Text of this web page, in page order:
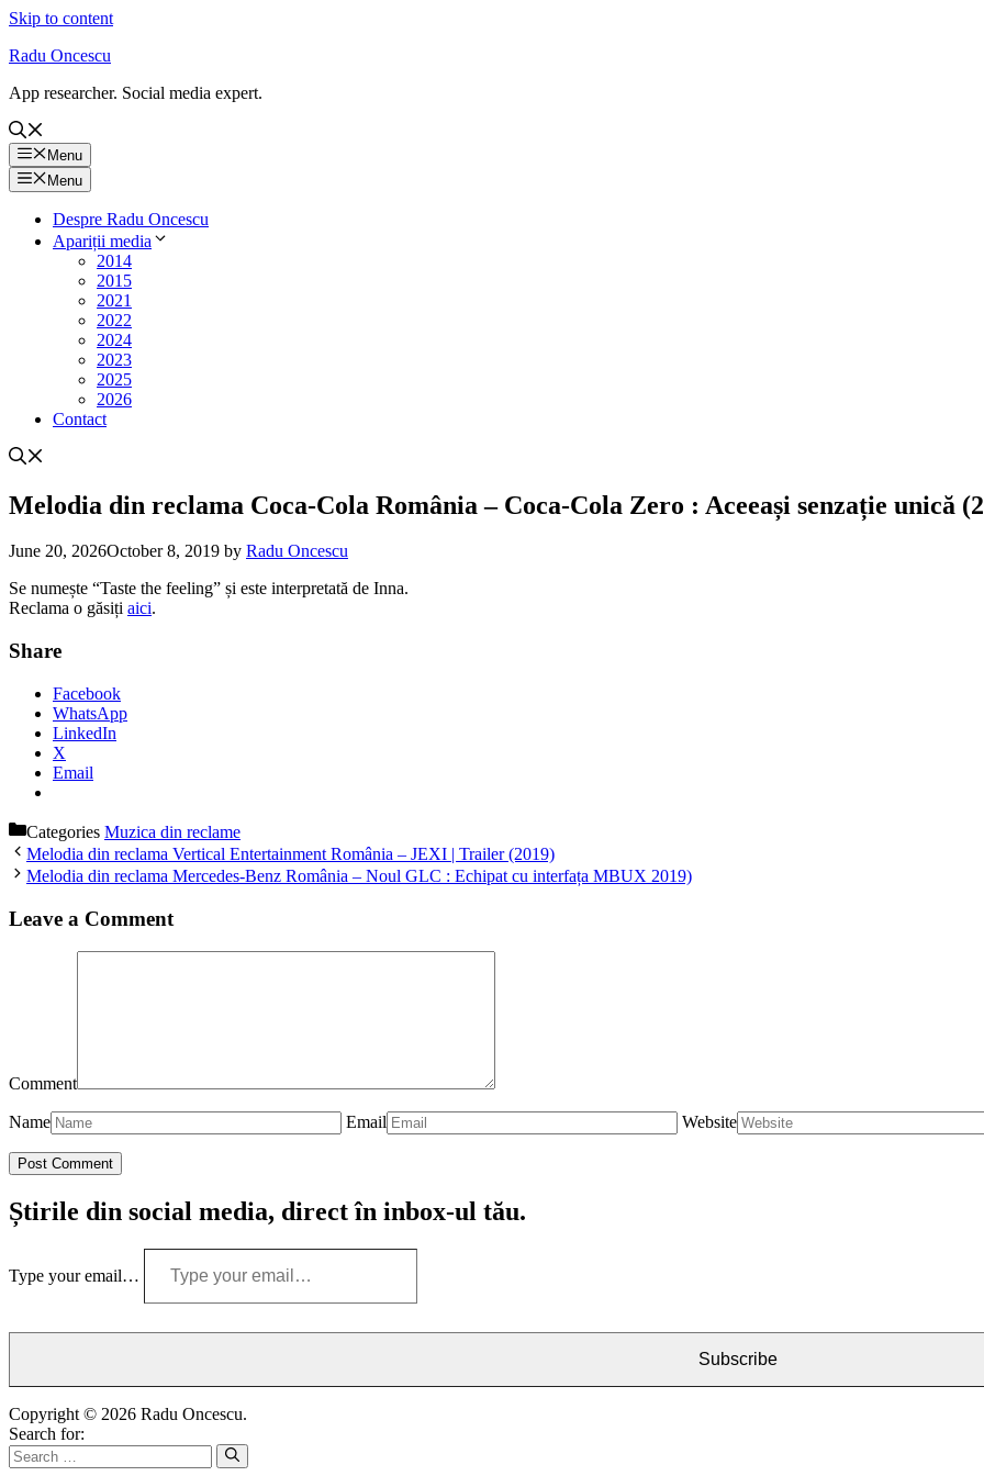
Skip to content
Radu Oncescu
App researcher. Social media expert.
Menu
Menu
Despre Radu Oncescu
Apariții media
2014
2015
2021
2022
2024
2023
2025
2026
Contact
Melodia din reclama Coca-Cola România – Coca-Cola Zero : Aceeași senzație unică
June 20, 2026October 8, 2019 by Radu Oncescu
Se numește “Taste the feeling” și este interpretată de Inna.
Reclama o găsiți aici.
Share
Facebook
WhatsApp
LinkedIn
X
Email
Categories Muzica din reclame
Melodia din reclama Vertical Entertainment România – JEXI | Trailer (2019)
Melodia din reclama Mercedes-Benz România – Noul GLC : Echipat cu interfața MBUX 2019)
Leave a Comment
Comment
Name Email Website
Știrile din social media, direct în inbox-ul tău.
Type your email…
Subscribe
Copyright © 2026 Radu Oncescu.
Search for: